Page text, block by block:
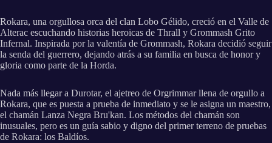
Rokara, una orgullosa orca del clan Lobo Gélido, creció en el Valle de
Alterac escuchando historias heroicas de Thrall y Grommash Grito
Infernal. Inspirada por la valentía de Grommash, Rokara decidió seguir
la senda del guerrero, dejando atrás a su familia en busca de honor y
gloria como parte de la Horda.
Nada más llegar a Durotar, el ajetreo de Orgrimmar llena de orgullo a
Rokara, que es puesta a prueba de inmediato y se le asigna un maestro,
el chamán Lanza Negra Bru'kan. Los métodos del chamán son
inusuales, pero es un guía sabio y digno del primer terreno de pruebas
de Rokara: los Baldíos.